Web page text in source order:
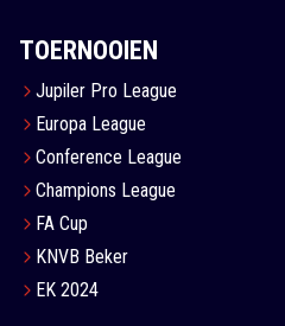
TOERNOOIEN
Jupiler Pro League
Europa League
Conference League
Champions League
FA Cup
KNVB Beker
EK 2024